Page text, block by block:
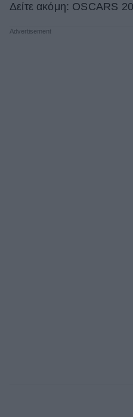
Δείτε ακόμη: OSCARS